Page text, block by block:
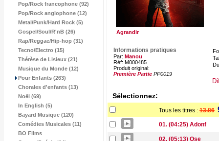
Pop/Rock francophone (92)
Pop/Rock anglophone (12)
Metal/Punk/Hard Rock (5)
Gospel/Soul/R'nB (26)
Rap/Reggae/Hip-hop (31)
Tecno/Electro (15)
Thérèse de Lisieux (21)
Musique du Monde (12)
Pour Enfants (263)
Chorales d'enfants (13)
Noël (69)
In English (5)
Bayard Musique (120)
Comédies Musicales (11)
BO Films
Agrandir
Informations pratiques
Par: Manou
Réf: M000485
Produit original:
Première Partie PP0019
Sélectionnez:
Tous les titres : 13.86
01. (04:25) Adonf
02. (05:13) Ose